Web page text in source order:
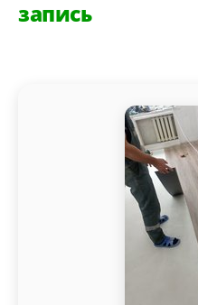
запись